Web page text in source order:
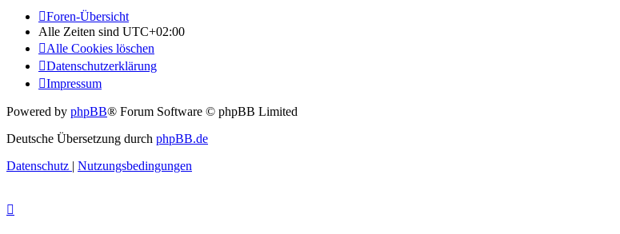
Foren-Übersicht
Alle Zeiten sind UTC+02:00
Alle Cookies löschen
Datenschutzerklärung
Impressum
Powered by phpBB® Forum Software © phpBB Limited
Deutsche Übersetzung durch phpBB.de
Datenschutz | Nutzungsbedingungen